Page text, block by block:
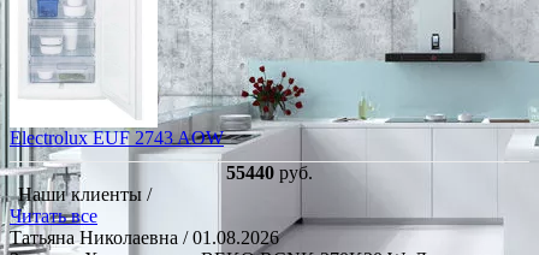
Electrolux EUF 2743 AOW
55440 руб.
Наши клиенты /
Читать все
Татьяна Николаевна / 01.08.2026